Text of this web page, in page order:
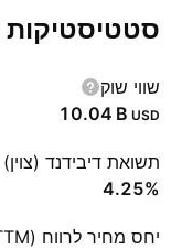
סטטיסטיקות
שווי שוק
‪10.04 B‬ USD
תשואת דיבידנד (צוין)
4.25%
יחס מחיר לרווח (TTM)